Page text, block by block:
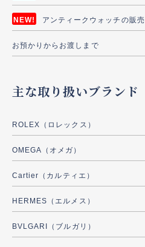
アンティークウォッチの販売
お預かりからお渡しまで
主な取り扱いブランド
ROLEX（ロレックス）
OMEGA（オメガ）
Cartier（カルティエ）
HERMES（エルメス）
BVLGARI（ブルガリ）